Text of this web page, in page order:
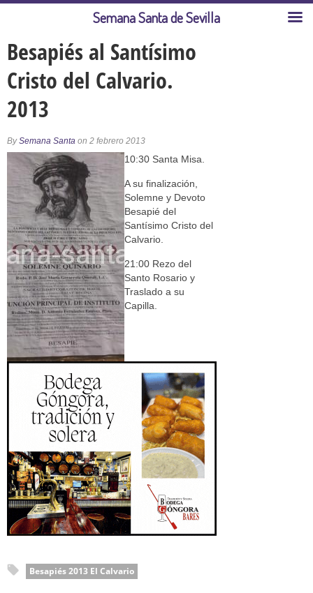
Besapiés al Santísimo
Cristo del Calvario.
2013
BySemana Santa on 2 febrero 2013
10:30 Santa Misa.
A su finalización,
Solemne y Devoto
Besapié del
Santísimo Cristo del
Calvario.
21:00 Rezo del
Santo Rosario y
Traslado a su
Capilla.
Besapiés 2013 El Calvario
Semana Santa de Sevilla